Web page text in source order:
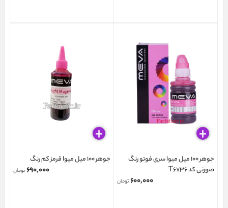
جوهر 100 میل میوا سری فوتو رنگ
صورتی کد T6736
۶۰۰,۰۰۰تومان
جوهر 100 میل میوا قرمز کم رنگ
۶۹۰,۰۰۰تومان